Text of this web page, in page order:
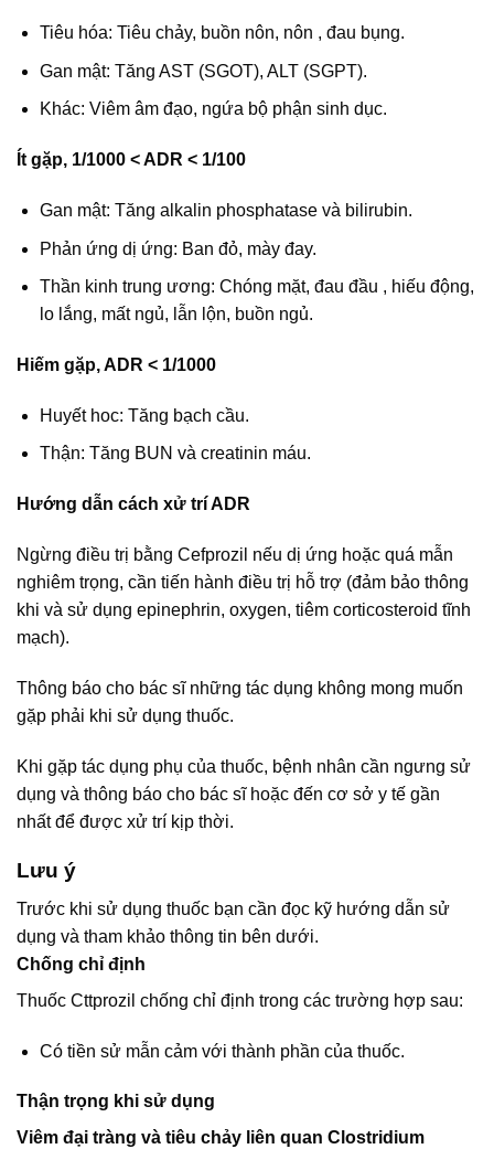
Tiêu hóa: Tiêu chảy, buồn nôn, nôn , đau bụng.
Gan mật: Tăng AST (SGOT), ALT (SGPT).
Khác: Viêm âm đạo, ngứa bộ phận sinh dục.
Ít gặp, 1/1000 < ADR < 1/100
Gan mật: Tăng alkalin phosphatase và bilirubin.
Phản ứng dị ứng: Ban đỏ, mày đay.
Thần kinh trung ương: Chóng mặt, đau đầu , hiếu động,
lo lắng, mất ngủ, lẫn lộn, buồn ngủ.
Hiếm gặp, ADR < 1/1000
Huyết hoc: Tăng bạch cầu.
Thận: Tăng BUN và creatinin máu.
Hướng dẫn cách xử trí ADR
Ngừng điều trị bằng Cefprozil nếu dị ứng hoặc quá mẫn
nghiêm trọng, cần tiến hành điều trị hỗ trợ (đảm bảo thông
khi và sử dụng epinephrin, oxygen, tiêm corticosteroid tĩnh
mạch).
Thông báo cho bác sĩ những tác dụng không mong muốn
gặp phải khi sử dụng thuốc.
Khi gặp tác dụng phụ của thuốc, bệnh nhân cần ngưng sử
dụng và thông báo cho bác sĩ hoặc đến cơ sở y tế gần
nhất để được xử trí kịp thời.
Lưu ý
Trước khi sử dụng thuốc bạn cần đọc kỹ hướng dẫn sử
dụng và tham khảo thông tin bên dưới.
Chống chỉ định
Thuốc Cttprozil chống chỉ định trong các trường hợp sau:
Có tiền sử mẫn cảm với thành phần của thuốc.
Thận trọng khi sử dụng
Viêm đại tràng và tiêu chảy liên quan Clostridium